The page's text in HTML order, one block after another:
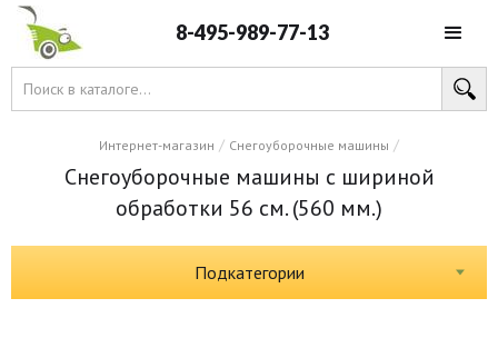
8-495-989-77-13
Интернет-магазин / Снегоуборочные машины /
Снегоуборочные машины с шириной
обработки 56 см. (560 мм.)
Подкатегории